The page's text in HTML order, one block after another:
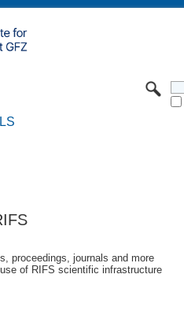
proceedings, journals and more
of RIFS scientific infrastructure